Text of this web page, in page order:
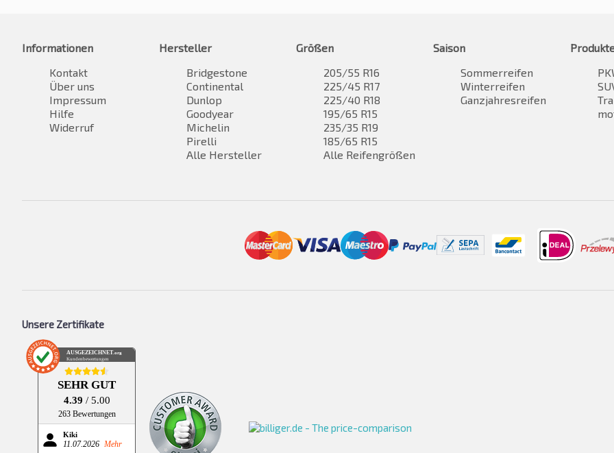
Informationen
Kontakt
Über uns
Impressum
Hilfe
Widerruf
Hersteller
Bridgestone
Continental
Dunlop
Goodyear
Michelin
Pirelli
Alle Hersteller
Größen
205/55 R16
225/45 R17
225/40 R18
195/65 R15
235/35 R19
185/65 R15
Alle Reifengrößen
Saison
Sommerreifen
Winterreifen
Ganzjahresreifen
Unsere Zertifikate
AUSGEZEICHNET.org
Kundenbewertungen
SEHR GUT
4.39 / 5.00
263 Bewertungen
Kiki
11.07.2026 Mehr